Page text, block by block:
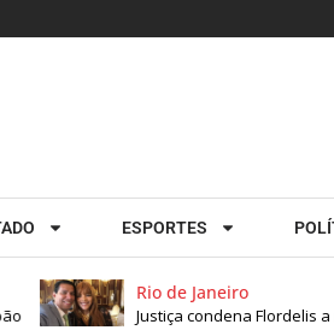
ESPORTES
Rio de Janeiro
Justiça condena Flordelis